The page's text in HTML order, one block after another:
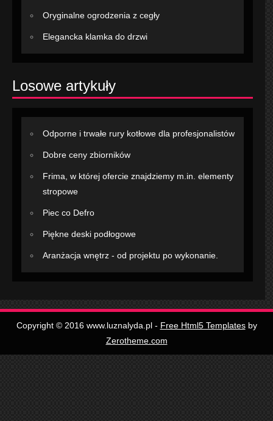
Oryginalne ogrodzenia z cegły
Elegancka klamka do drzwi
Losowe artykuły
Odporne i trwałe rury kotłowe dla profesjonalistów
Dobre ceny zbiorników
Frima, w której ofercie znajdziemy m.in. elementy
stropowe
Piec co Defro
Piękne deski podłogowe
Aranżacja wnętrz - od projektu po wykonanie.
Copyright © 2016 www.luznalyda.pl - Free Html5 Templatesby
Zerotheme.com